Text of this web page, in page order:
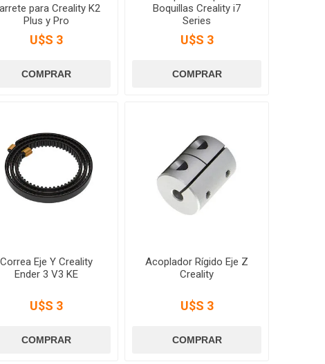
para Creality K2
Plus y Pro
U$S 3
Boquillas Creality i7
Series
U$S 3
Correa Eje Y Creality
Ender 3 V3 KE
U$S 3
Acoplador Rígido Eje Z
Creality
U$S 3